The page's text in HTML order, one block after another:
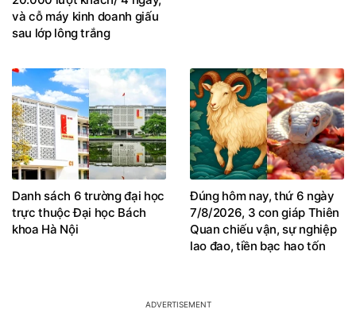
và cỗ máy kinh doanh giấu
sau lớp lông trắng
Danh sách 6 trường đại học
trực thuộc Đại học Bách
khoa Hà Nội
Đúng hôm nay, thứ 6 ngày
7/8/2026, 3 con giáp Thiên
Quan chiếu vận, sự nghiệp
lao đao, tiền bạc hao tốn